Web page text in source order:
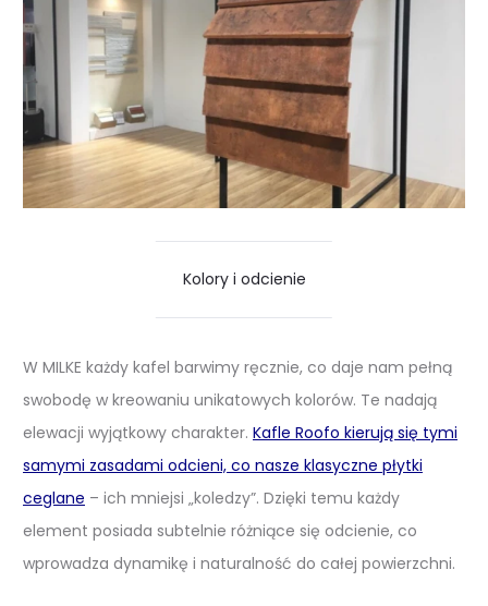
Kolory i odcienie
W MILKE każdy kafel barwimy ręcznie, co daje nam pełną
swobodę w kreowaniu unikatowych kolorów. Te nadają
elewacji wyjątkowy charakter. Kafle Roofo kierują się tymi
samymi zasadami odcieni, co nasze klasyczne płytki
ceglane – ich mniejsi „koledzy”. Dzięki temu każdy
element posiada subtelnie różniące się odcienie, co
wprowadza dynamikę i naturalność do całej powierzchni.